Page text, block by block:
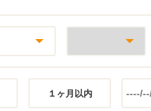
１ヶ月以内